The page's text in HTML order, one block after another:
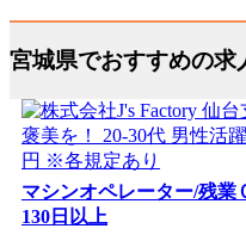
宮城県でおすすめの求
マシンオペレーター/残業
130日以上